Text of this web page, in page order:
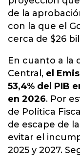
de la
con la que el
cerca de $26
En cuanto a la
Central, el
53,4% del PIB
en 2026. Por
de Política
de escape de
evitar el
2025 y 2027.